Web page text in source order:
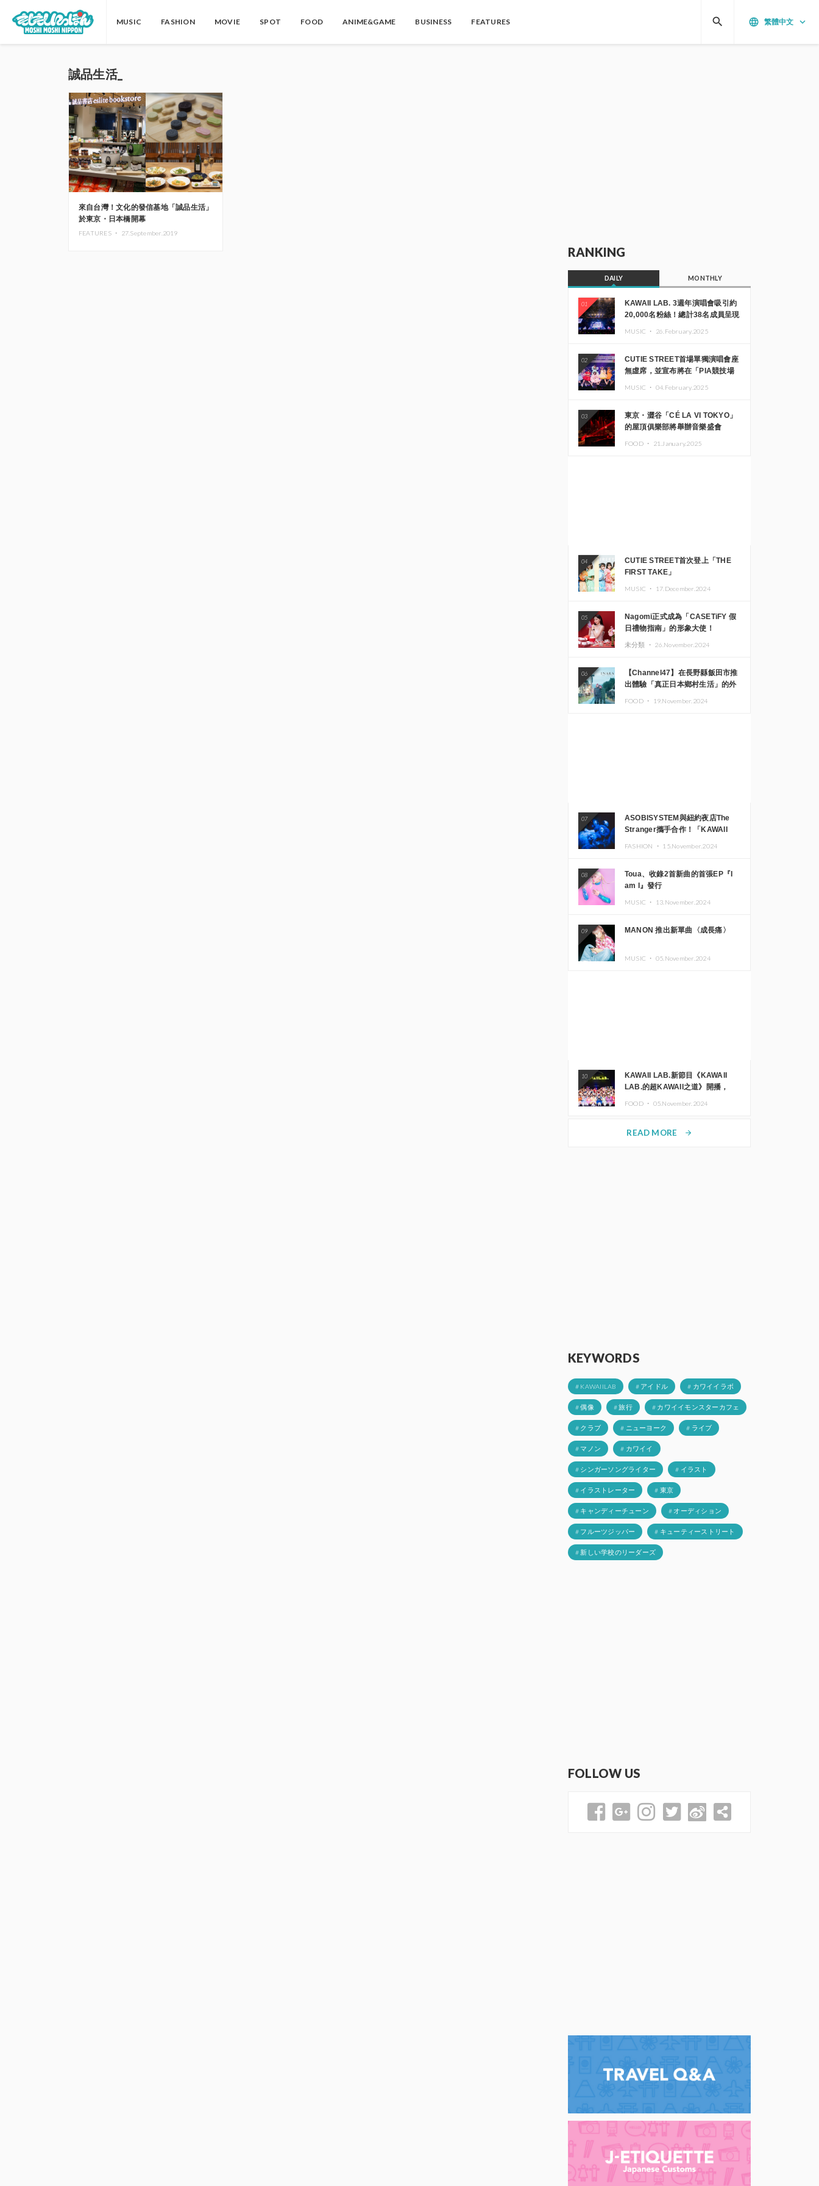
MUSIC FASHION MOVIE SPOT FOOD ANIME&GAME BUSINESS FEATURES language 繁體中文 keyboard_arrow_down
search
誠品生活_
來自台灣！文化的發信基地「誠品生活」
於東京・日本橋開幕
FEATURES ・ 27.September.2019
RANKING
DAILY MONTHLY
01
KAWAII LAB. 3週年演唱會吸引約
20,000名粉絲！總計38名成員呈現
MUSIC ・ 26.February.2025
02
CUTIE STREET首場單獨演唱會座
無虛席，並宣布將在「PIA競技場
MUSIC ・ 04.February.2025
03
東京・澀谷「CÉ LA VI TOKYO」
的屋頂俱樂部將舉辦音樂盛會
FOOD ・ 21.January.2025
04
CUTIE STREET首次登上「THE
FIRST TAKE」
MUSIC ・ 17.December.2024
05
Nagomi正式成為「CASETiFY 假
日禮物指南」的形象大使！
未分類 ・ 26.November.2024
06
【Channel47】在長野縣飯田市推
出體驗「真正日本鄉村生活」的外
FOOD ・ 19.November.2024
07
ASOBISYSTEM與紐約夜店The
Stranger攜手合作！「KAWAII
FASHION ・ 15.November.2024
08
Toua、收錄2首新曲的首張EP『I
am I』發行
MUSIC ・ 13.November.2024
09 MANON 推出新單曲〈成長痛〉
MUSIC ・ 05.November.2024
10
KAWAII LAB.新節目《KAWAII
LAB.的超KAWAII之道》開播，
FOOD ・ 05.November.2024
READ MORE arrow_forward
KEYWORDS
# KAWAIILAB # アイドル # カワイイラボ
# 偶像 # 旅行 # カワイイモンスターカフェ
# クラブ # ニューヨーク # ライブ
# マノン # カワイイ
# シンガーソングライター # イラスト
# イラストレーター # 東京
# キャンディーチューン # オーディション
# フルーツジッパー # キューティーストリート
# 新しい学校のリーダーズ
FOLLOW US